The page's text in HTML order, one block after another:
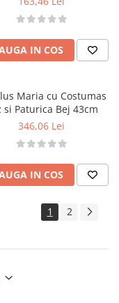
IN COS
Maria cu Costumas
si Paturica Bej 43cm
346,06 Lei
IN COS
1 2